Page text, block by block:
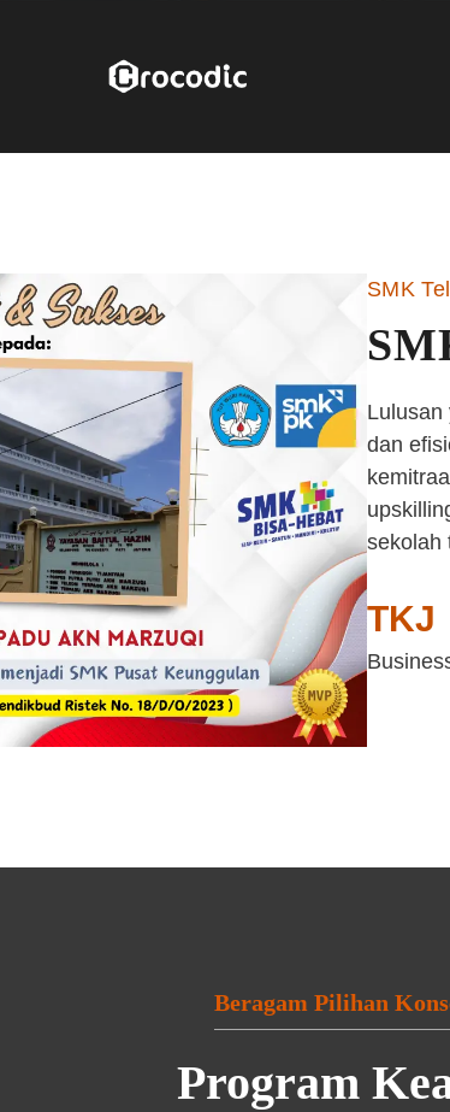
SMK
Lulusan
dan
sekolah
TKJ
Beragam Pilihan
Program